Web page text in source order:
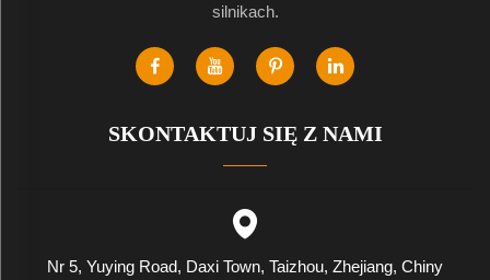
silnikach.
SKONTAKTUJ SIĘ Z NAMI
Nr 5, Yuying Road, Daxi Town, Taizhou, Zhejiang, Chiny